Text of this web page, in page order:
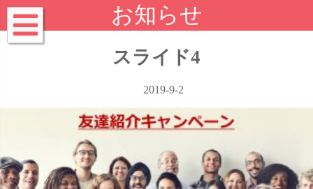
お知らせ
スライド4
2019-9-2